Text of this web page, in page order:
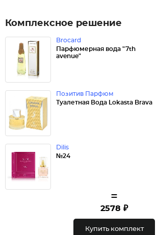
Комплексное решение
Brocard
Парфюмерная вода "7th
avenue"
Позитив Парфюм
Туалетная Вода Lokasta Brava
Dilis
№24
=
2578 ₽
Купить комплект